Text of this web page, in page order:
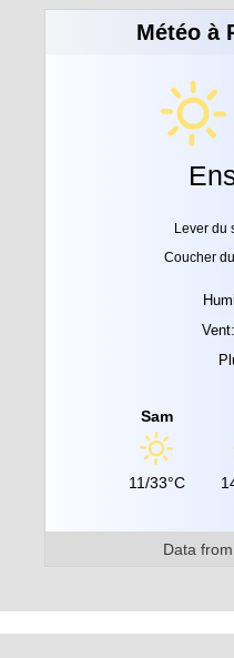
Météo à
Lever du
Coucher
Sam
11/33°C
Data from